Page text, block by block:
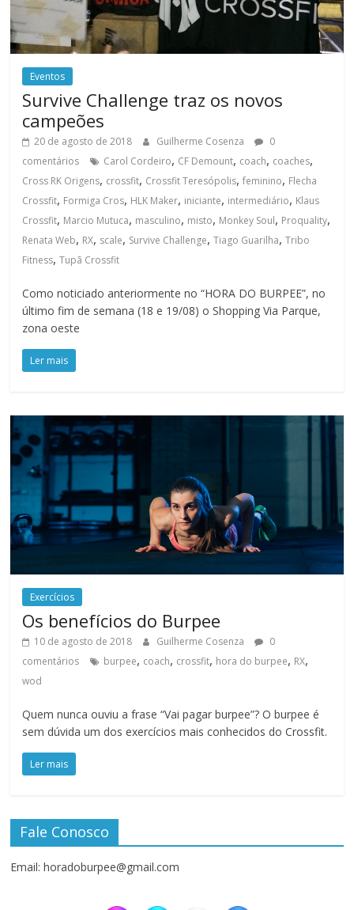
Eventos
Survive Challenge traz os novos
campeões
20 de agosto de 2018 Guilherme Cosenza
0
comentários
Carol Cordeiro, CF Demount, coach, coaches,
Cross RK Origens, crossfit, Crossfit Teresópolis,feminino, Flecha
Crossfit, Formiga Cros, HLK Maker, iniciante, intermediário, Klaus
Crossfit, Marcio Mutuca, masculino, misto, Monkey Soul, Proquality,
Renata Web, RX, scale, Survive Challenge,Tiago Guarilha,Tribo
Fitness,Tupã Crossfit
Como noticiado anteriormente no “HORA DO BURPEE”, no
último fim de semana (18 e 19/08) o Shopping Via Parque,
zona oeste
Ler mais
Exercícios
Os benefícios do Burpee
10 de agosto de 2018 Guilherme Cosenza
0
comentários
burpee, coach, crossfit, hora do burpee, RX,
wod
Quem nunca ouviu a frase “Vai pagar burpee”? O burpee é
sem dúvida um dos exercícios mais conhecidos do Crossfit.
Ler mais
Fale Conosco
Email: horadoburpee@gmail.com